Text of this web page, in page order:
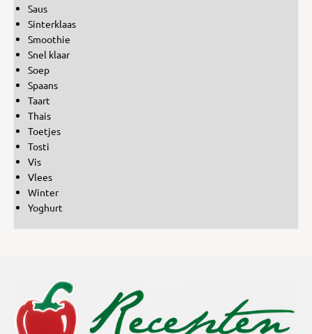
Saus
Sinterklaas
Smoothie
Snel klaar
Soep
Spaans
Taart
Thais
Toetjes
Tosti
Vis
Vlees
Winter
Yoghurt